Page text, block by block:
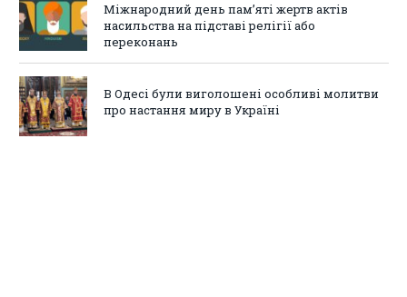
Міжнародний день пам’яті жертв актів
насильства на підставі релігії або
переконань
В Одесі були виголошені особливі молитви
про настання миру в Україні